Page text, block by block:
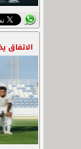
الاتفاق